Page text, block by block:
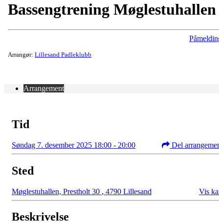
Bassengtrening Møglestuhallen
Arrangør: Lillesand Padleklubb
Arrangement
Tid
Søndag 7. desember 2025 18:00 - 20:00 Del
Sted
Møglestuhallen, Prestholt 30 , 4790 Lillesand Vis
Beskrivelse